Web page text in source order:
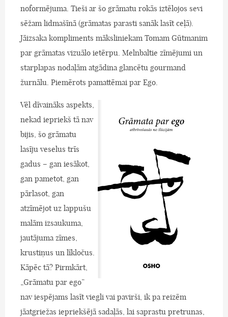
noformējuma. Tieši ar šo grāmatu rokās iztēlojos sevi
sēžam lidmašīnā (grāmatas parasti sanāk lasīt ceļā).
Jāizsaka kompliments māksliniekam Tomam Gūtmanim
par grāmatas vizuālo ietērpu. Melnbaltie zīmējumi un
starplapas nodaļām atgādina glancētu gourmand
žurnālu. Piemērots pamattēmai par Ego.
Vēl dīvaināks aspekts,
nekad iepriekš tā nav
bijis, šo grāmatu
lasīju veselus trīs
gadus – gan iesākot,
gan pametot, gan
pārlasot, gan
atzīmējot uz lappušu
malām izsaukuma,
jautājuma zīmes,
krustiņus un līkločus.
Kāpēc tā? Pirmkārt,
„Grāmatu par ego”
nav iespējams lasīt viegli vai pavirši, ik pa reizēm
jāatgriežas iepriekšējā sadaļās, lai saprastu pretrunas,